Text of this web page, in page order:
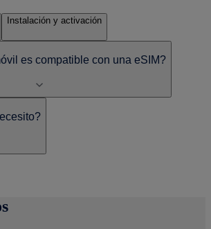
Instalación y activación
es compatible con una eSIM?